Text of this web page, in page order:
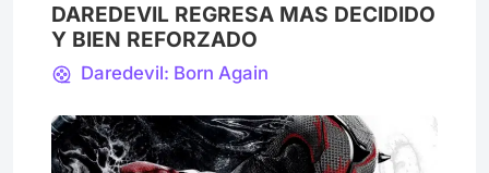
DAREDEVIL REGRESA MAS DECIDIDO
Y BIEN REFORZADO
Daredevil: Born Again